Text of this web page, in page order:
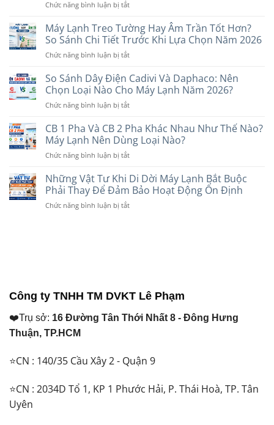
Nhắc
Thế
Nên
Chọn
Nào?
Đáng
Nhất
Hiện
Gợi
Các
Thương
Uy
Chức năng bình luận bị tắtở
Lạnh
Inverter
Và
Non-
Nên
Chọn
Nào
Hợp
Với
Cầu
2026
Máy Lạnh Treo Tường Hay Âm Trần Tốt Hơn?
So Sánh Chi Tiết Trước Khi Lựa Chọn Năm 2026
Chức năng bình luận bị tắtở
Lạnh
Treo
Tường
Hay
Trần
Tốt
Hơn?
So
Chi
Tiết
Khi
So Sánh Dây Điện Cadivi Và Daphaco: Nên
Chọn Loại Nào Cho Máy Lạnh Năm 2026?
Chức năng bình luận bị tắtở
Sánh
Điện
Cadivi
Daphaco:
Nên
Loại
CB 1 Pha Và CB 2 Pha Khác Nhau Như Thế Nào?
Máy Lạnh Nên Dùng Loại Nào?
Chức năng bình luận bị tắtở
1
Pha
Và
CB
Lạnh
Dùng
Những Vật Tư Khi Di Dời Máy Lạnh Bắt Buộc
Phải Thay Để Đảm Bảo Hoạt Động Ổn Định
Chức năng bình luận bị tắtở
Bắt
Phải
Bảo
Ổn
Công ty TNHH TM DVKT Lê Phạm
❤️Trụ sở: 16 Đường Tân Thới Nhất 8 - Đông Hưng
Thuận, TP.HCM
⭐CN : 140/35 Cầu Xây 2 - Quận 9
⭐CN : 2034D Tổ 1, KP 1 Phước Hải, P. Thái Hoà, TP. Tân
Uyên